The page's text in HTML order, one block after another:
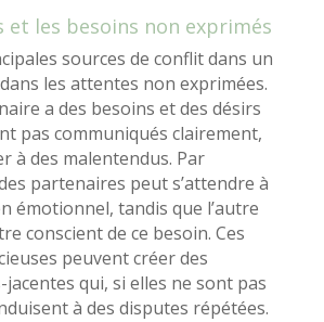
et les besoins non exprimés
sources de conflit dans un
les attentes non exprimées.
a des besoins et des désirs
pas communiqués clairement,
à des malentendus. Par
partenaires peut s’attendre à
émotionnel, tandis que l’autre
conscient de ce besoin. Ces
peuvent créer des
qui, si elles ne sont pas
à des disputes répétées.